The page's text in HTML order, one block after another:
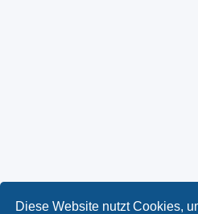
Diese Website nutzt Cookies,